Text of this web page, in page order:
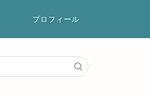
プロフィール